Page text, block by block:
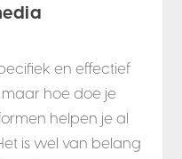
en effectief
hoe doe je
helpen je al
is wel van belang